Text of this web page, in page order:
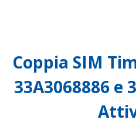
Coppia SIM
33A3068886 e